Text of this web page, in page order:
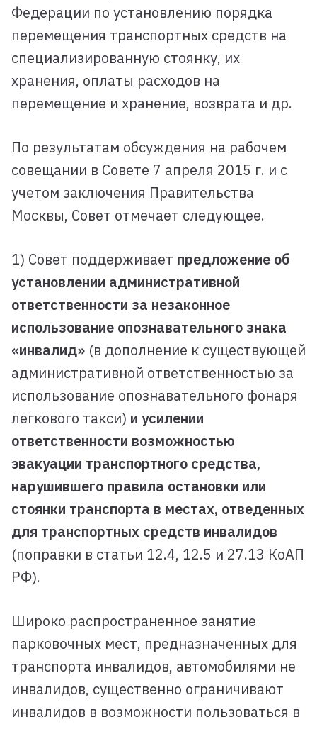
Федерации по установлению порядка
перемещения транспортных средств на
специализированную стоянку, их
хранения, оплаты расходов на
перемещение и хранение, возврата и др.
По результатам обсуждения на рабочем
совещании в Совете 7 апреля 2015 г. и с
учетом заключения Правительства
Москвы, Совет отмечает следующее.
1) Совет поддерживает предложение об
установлении административной
ответственности за незаконное
использование опознавательного знака
«инвалид» (в дополнение к существующей
административной ответственностью за
использование опознавательного фонаря
легкового такси) и усилении
ответственности возможностью
эвакуации транспортного средства,
нарушившего правила остановки или
стоянки транспорта в местах, отведенных
для транспортных средств инвалидов
(поправки в статьи 12.4, 12.5 и 27.13 КоАП
РФ).
Широко распространенное занятие
парковочных мест, предназначенных для
транспорта инвалидов, автомобилями не
инвалидов, существенно ограничивают
инвалидов в возможности пользоваться в